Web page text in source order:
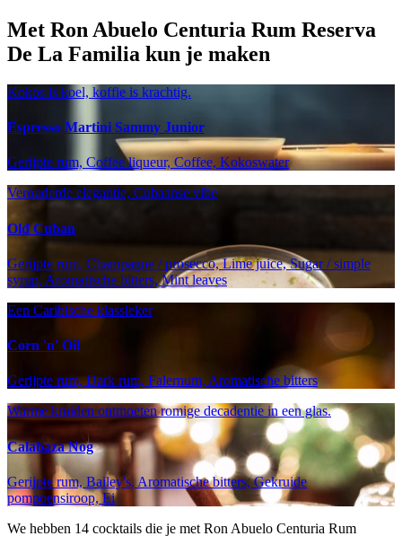
Met Ron Abuelo Centuria Rum Reserva
De La Familia kun je maken
Kokos is koel, koffie is krachtig.
Espresso Martini Sammy Junior
Gerijpte rum, Coffee liqueur, Coffee, Kokoswater
Verouderde elegantie, Cubaanse vibe
Old Cuban
Gerijpte rum, Champagne / prosecco, Lime juice, Sugar / simple
syrup, Aromatische bitters, Mint leaves
Een Caribische klassieker
Corn 'n' Oil
Gerijpte rum, Dark rum, Falernum, Aromatische bitters
Warme kruiden ontmoeten romige decadentie in een glas.
Calabaza Nog
Gerijpte rum, Bailey's, Aromatische bitters, Gekruide
pompoensiroop, Ei
We hebben 14 cocktails die je met Ron Abuelo Centuria Rum